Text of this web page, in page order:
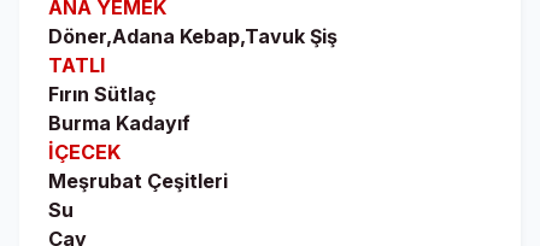
ANA YEMEK
Döner,Adana Kebap,Tavuk Şiş
TATLI
Fırın Sütlaç
Burma Kadayıf
İÇECEK
Meşrubat Çeşitleri
Su
Çay